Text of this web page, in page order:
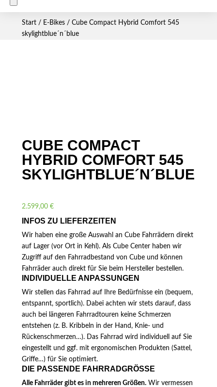
Start/ E-Bikes/ Cube Compact Hybrid Comfort 545
skylightblue´n´blue
CUBE COMPACT
HYBRID COMFORT 545
SKYLIGHTBLUE´N´BLUE
2.599,00 €
INFOS ZU LIEFERZEITEN
Wir haben eine große Auswahl an Cube Fahrrädern direkt
auf Lager (vor Ort in Kehl). Als Cube Center haben wir
Zugriff auf den Fahrradbestand von Cube und können
Fahrräder auch direkt für Sie beim Hersteller bestellen.
INDIVIDUELLE ANPASSUNGEN
Wir stellen das Fahrrad auf Ihre Bedürfnisse ein (bequem,
entspannt, sportlich). Dabei achten wir stets darauf, dass
auch bei längeren Fahrradtouren keine Schmerzen
entstehen (z. B. Kribbeln in der Hand, Knie- und
Rückenschmerzen…). Das Fahrrad wird individuell auf Sie
eingestellt und ggf. mit ergonomischen Produkten (Sattel,
Griffe…) für Sie optimiert.
DIE PASSENDE FAHRRADGRÖSSE
Alle Fahrräder gibt es in mehreren Größen.Wir vermessen